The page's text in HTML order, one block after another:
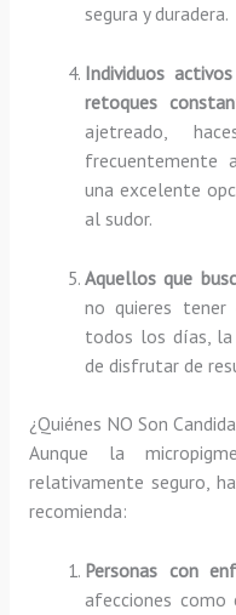
segura y duradera.
Individuos
retoques
ajetreado,
frecuentemente
una excelente
al sudor.
Aquellos que
no quieres
todos los días, la
de disfrutar de
¿Quiénes NO Son
Aunque la
relativamente seguro,
recomienda:
Personas con
afecciones como